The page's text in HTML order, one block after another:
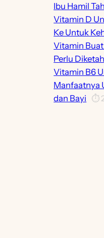
Ibu Hamil
Vitamin D
Ke Untuk
Vitamin Buat
Perlu
Vitamin B6
Manfaatnya
dan Bayi ⏱️